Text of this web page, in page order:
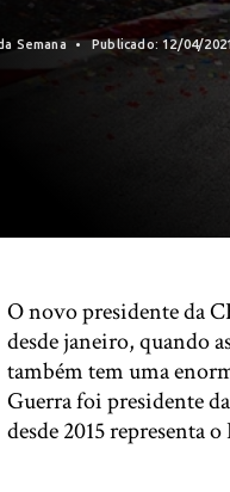
Semana Publicado: 12/04/
O novo presidente da
desde janeiro, quando
também tem uma
Guerra foi presidente
desde 2015 representa